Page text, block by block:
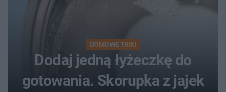
DOMOWE TRIKI
Dodaj jedną łyżeczkę do
gotowania. Skorupka z jajek